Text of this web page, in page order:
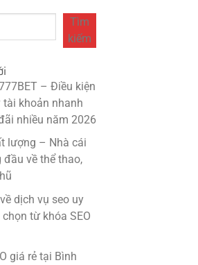
Tìm
kiếm
– Điều kiện
tài khoản nhanh
nhiều năm 2026
lượng – Nhà cái
đầu về thể thao,
dịch vụ seo uy
từ khóa SEO
giá rẻ tại Bình